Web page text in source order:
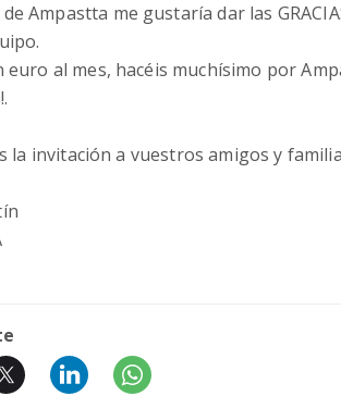
Ampastta me gustaría dar las
euro al mes, hacéis muchísimo por
la invitación a vuestros amigos y